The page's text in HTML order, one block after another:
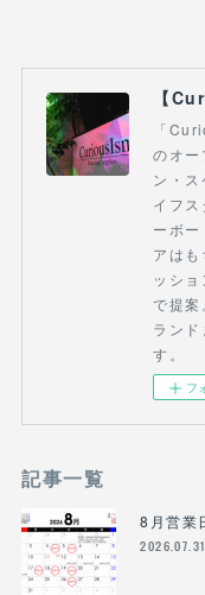
「
のオー
ン・ス
イフス
ーボ
アは
ッシ
で提案
ランド
す。
フ
記事一覧
8月営業